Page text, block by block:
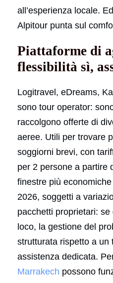
all’esperienza locale.
Alpitour punta sul
Piattaforme di
flessibilità sì,
Logitravel, eDreams,
sono tour operator:
raccolgono offerte di
aeree. Utili per trovare
soggiorni brevi, con
per 2 persone a partire
finestre più
2026, soggetti a
pacchetti proprietari:
loco, la gestione del
strutturata rispetto a un
assistenza dedicata.
Marrakech possono